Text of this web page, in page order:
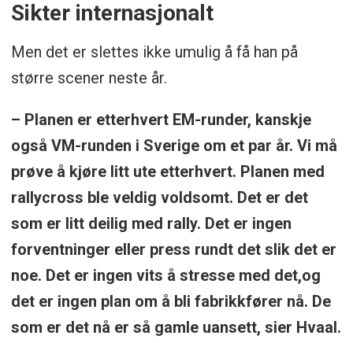
Sikter internasjonalt
Men det er slettes ikke umulig å få han på
større scener neste år.
– Planen er etterhvert EM-runder, kanskje
også VM-runden i Sverige om et par år. Vi må
prøve å kjøre litt ute etterhvert. Planen med
rallycross ble veldig voldsomt. Det er det
som er litt deilig med rally. Det er ingen
forventninger eller press rundt det slik det er
noe. Det er ingen vits å stresse med det,og
det er ingen plan om å bli fabrikkfører nå. De
som er det nå er så gamle uansett, sier Hvaal.